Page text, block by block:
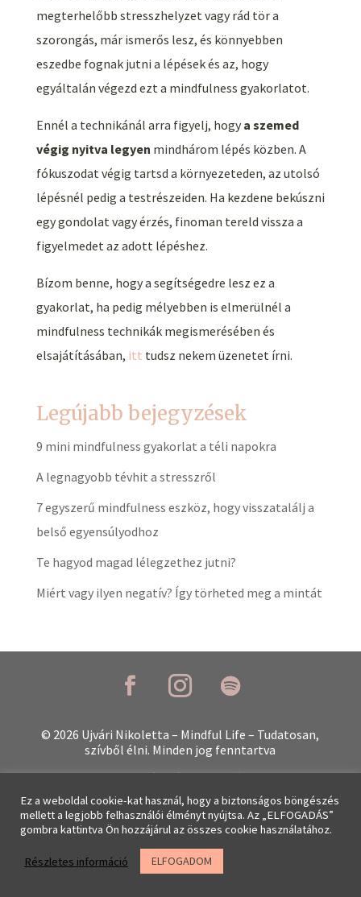
megterhelőbb stresszhelyzet vagy rád tör a
szorongás, már ismerős lesz, és könnyebben
eszedbe fognak jutni a lépések és az, hogy
egyáltalán végezd ezt a mindfulness gyakorlatot.
Ennél a technikánál arra figyelj, hogya szemed
végig nyitva legyen mindhárom lépés közben. A
fókuszodat végig tartsd a környezeteden, az utolsó
lépésnél pedig a testrészeiden. Ha kezdene bekúszni
egy gondolat vagy érzés, finoman tereld vissza a
figyelmedet az adott lépéshez.
Bízom benne, hogy a segítségedre lesz ez a
gyakorlat, ha pedig mélyebben is elmerülnél a
mindfulness technikák megismerésében és
elsajátításában, itt tudsz nekem üzenetet írni.
Legújabb bejegyzések
9 mini mindfulness gyakorlat a téli napokra
A legnagyobb tévhit a stresszről
7 egyszerű mindfulness eszköz, hogy visszatalálj a
belső egyensúlyodhoz
Te hagyod magad lélegzethez jutni?
Miért vagy ilyen negatív? Így törheted meg a mintát
© 2026 Ujvári Nikoletta – Mindful Life – Tudatosan,
szívből élni. Minden jog fenntartva
Portréfotók:Mia Baté
Adatkezelési
tájékoztató Impresszum
Ez a weboldal cookie-kat használ, hogy a biztonságos böngészés
mellett a legjobb felhasználói élményt nyújtsa. Az „ELFOGADÁS”
gombra kattintva Ön hozzájárul az összes cookie használatához.
Részletes információ ELFOGADOM